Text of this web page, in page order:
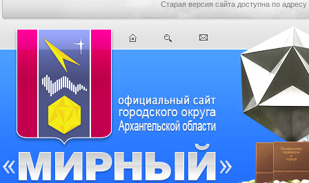
Старая версия сайта доступна по адресу